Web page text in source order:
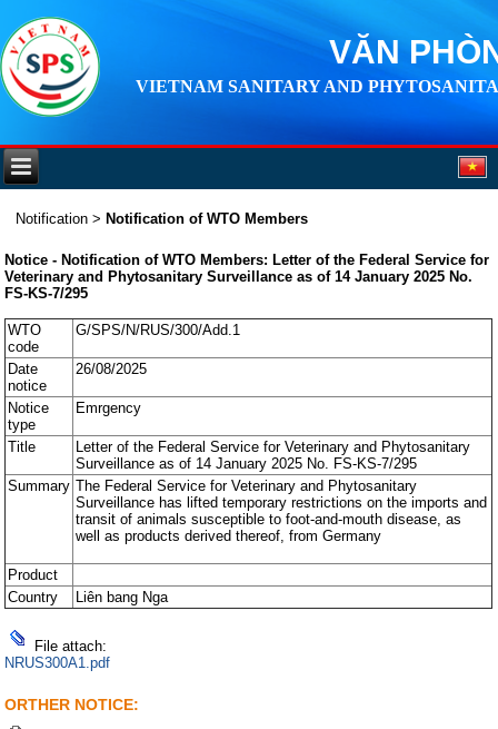
VĂN
VIETNAM SANITARY AND
Notification > Notification of WTO Members
Notice - Notification of WTO Members: Letter of the Federal Service for
Veterinary and Phytosanitary Surveillance as of 14 January 2025 No.
FS-KS-7/295
WTO
code
G/SPS/N/RUS/300/Add.1
Date
notice
26/08/2025
Notice
type
Emrgency
Title
Letter of the Federal Service for Veterinary and Phytosanitary
Surveillance as of 14 January 2025 No. FS-KS-7/295
Summary The Federal Service for Veterinary and Phytosanitary
Surveillance has lifted temporary restrictions on the imports and
transit of animals susceptible to foot-and-mouth disease, as
well as products derived thereof, from Germany
Product
Country
Liên bang Nga
File attach:
NRUS300A1.pdf
ORTHER NOTICE: